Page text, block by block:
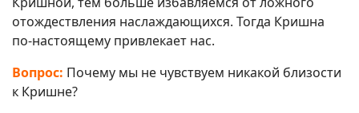
отождествления наслаждающихся. Тогда Кришна
по-настоящему привлекает нас.
Вопрос: Почему мы не чувствуем никакой близости
к Кришне?